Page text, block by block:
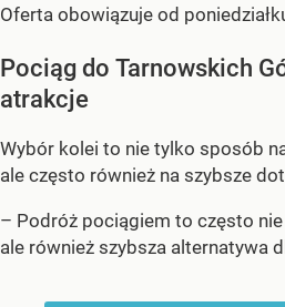
Oferta obowiązuje od
Pociąg do Tarnowskich
atrakcje
Wybór kolei to nie tylko sposób
ale często również na szybsze
– Podróż pociągiem to często
ale również szybsza alternatywa